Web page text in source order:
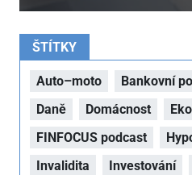
ŠTÍTKY
Auto–moto Bankovní
Daně
Domácnost
FINFOCUS podcast
Invalidita
Investování